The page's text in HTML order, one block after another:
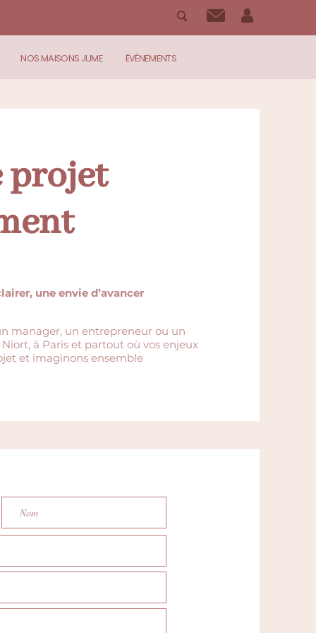
NOS MAISONS JUME ÉVÉNEMENTS
projet
une envie d’avancer
manager, un entrepreneur ou un
à Paris et partout où vos enjeux
et imaginons ensemble